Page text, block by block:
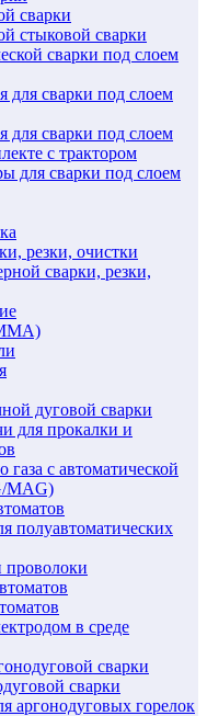
сварки
стыковой сварки
сварки под слоем
для сварки под слоем
для сварки под слоем
с трактором
для сварки под слоем
резки, очистки
сварки, резки,
дуговой сварки
для прокалки и
газа с автоматической
MAG)
полуавтоматических
в среде
сварки
сварки
аргонодуговых горелок